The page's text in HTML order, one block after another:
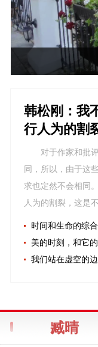
韩松刚：我
行人为的割
对于作家和批
同，所以，由于这
求也定然不会相同
人为的割裂，这是
时间和生命的综
美的时刻，和它
我们站在虚空的
臧晴